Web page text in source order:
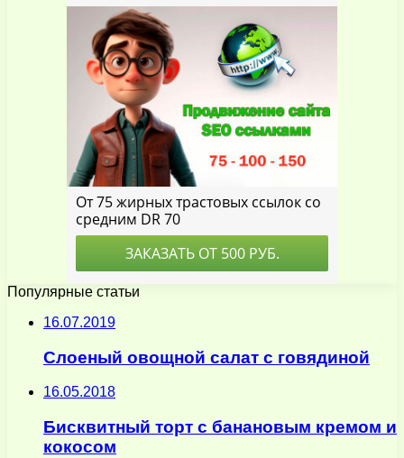
Популярные статьи
16.07.2019
Слоеный овощной салат с говядиной
16.05.2018
Бисквитный торт с банановым кремом и
кокосом